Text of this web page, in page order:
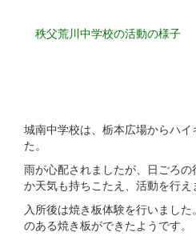
秩父荒川中学校の活動の様子
城南中学校は、栃本広場からハ
た。
雨が心配されましたが、日ごろ
か天気も持ちこたえ、活動を行え
入所後は焼き板体験を行いまし
のある焼き板ができたようです。